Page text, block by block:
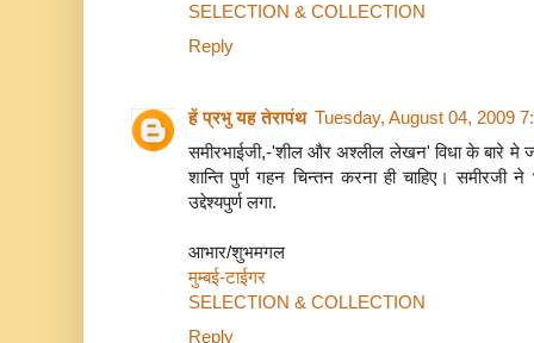
SELECTION & COLLECTION
Reply
हें प्रभु यह तेरापंथ Tuesday, August 04, 2009
समीरभाईजी,-'शील और अश्लील लेखन' विधा के बारे मे
शान्ति पुर्ण गहन चिन्तन करना ही चाहिए।
उद्देश्यपुर्ण लगा.
आभार/शुभमगल
मुम्बई-टाईगर
SELECTION & COLLECTION
Reply